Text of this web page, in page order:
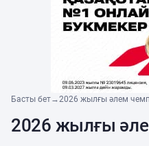
Басты бет→2026 жылғы әлем
2026 жылғы